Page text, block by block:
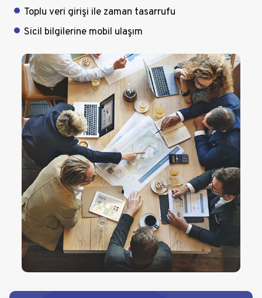
Toplu veri girişi ile zaman tasarrufu
Sicil bilgilerine mobil ulaşım